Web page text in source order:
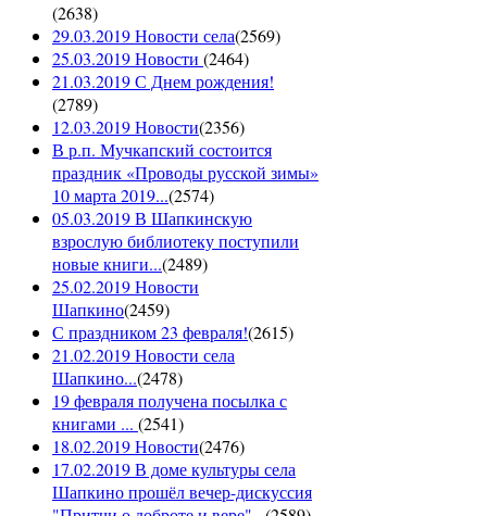
(2638)
29.03.2019 Новости села(2569)
25.03.2019 Новости (2464)
21.03.2019 С Днем рождения!
(2789)
12.03.2019 Новости(2356)
В р.п. Мучкапский состоится
праздник «Проводы русской зимы»
10 марта 2019...(2574)
05.03.2019 В Шапкинскую
взрослую библиотеку поступили
новые книги...(2489)
25.02.2019 Новости
Шапкино(2459)
С праздником 23 февраля!(2615)
21.02.2019 Новости села
Шапкино...(2478)
19 февраля получена посылка с
книгами ... (2541)
18.02.2019 Новости(2476)
17.02.2019 В доме культуры села
Шапкино прошёл вечер-дискуссия